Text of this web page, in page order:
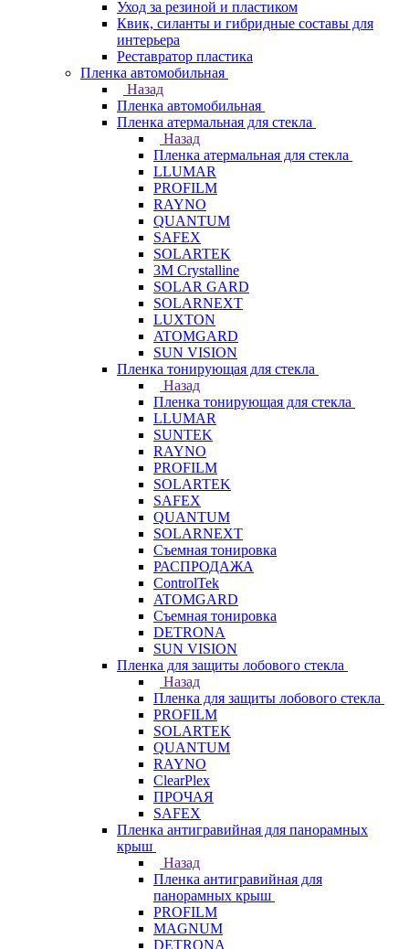
Уход за резиной и пластиком
Квик, силанты и гибридные составы для
интерьера
Реставратор пластика
Пленка автомобильная
Назад
Пленка автомобильная
Пленка атермальная для стекла
Назад
Пленка атермальная для стекла
LLUMAR
PROFILM
RAYNO
QUANTUM
SAFEX
SOLARTEK
3M Crystalline
SOLAR GARD
SOLARNEXT
LUXTON
ATOMGARD
SUN VISION
Пленка тонирующая для стекла
Назад
Пленка тонирующая для стекла
LLUMAR
SUNTEK
RAYNO
PROFILM
SOLARTEK
SAFEX
QUANTUM
SOLARNEXT
Съемная тонировка
РАСПРОДАЖА
ControlTek
ATOMGARD
Съемная тонировка
DETRONA
SUN VISION
Пленка для защиты лобового стекла
Назад
Пленка для защиты лобового стекла
PROFILM
SOLARTEK
QUANTUM
RAYNO
ClearPlex
ПРОЧАЯ
SAFEX
Пленка антигравийная для панорамных
крыш
Назад
Пленка антигравийная для
панорамных крыш
PROFILM
MAGNUM
DETRONA